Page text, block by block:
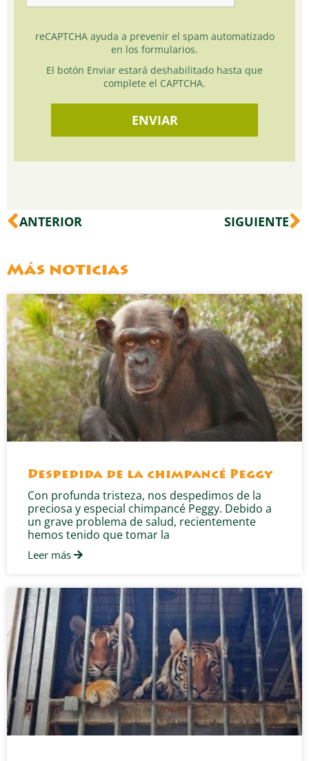
reCAPTCHA ayuda a prevenir el spam automatizado
en los formularios.
El botón Enviar estará deshabilitado hasta que
complete el CAPTCHA.
Ant
ANTERIOR SIGUIENTE
Más noticias
Despedida de la chimpancé Peggy
Con profunda tristeza, nos despedimos de la
preciosa y especial chimpancé Peggy. Debido a
un grave problema de salud, recientemente
hemos tenido que tomar la
Leer más